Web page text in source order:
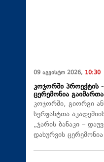
09 აგვისტო 2026, 10:30
კოჯორში პროექტის -
ცერემონია გაიმართა
კოჯორში, გიორგი
სერჟანტთა
„ჯარის ბანაკი –
დახურვის